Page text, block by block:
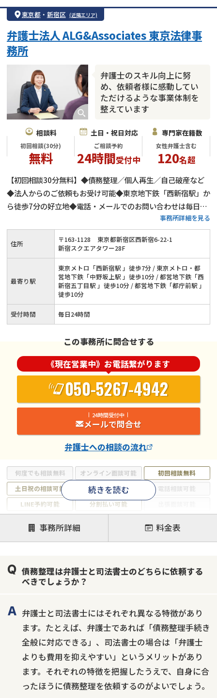
借金返済相談・交渉
自己破産
任意整理
個人再生
時効援用
会社破産・法人破産
住宅ローン
消費者金融・サラ金
カードローン
東京都 ・ 新宿区 (近隣エリア)
弁護士のスキル向上に努
め、依頼者様に感動してい
ただけるような事業体制を
整えています
弁護士法人 ALG&Associates 東京法律事
務所
相談料
初回相談(30分)
無料
土日・祝日対応
ご相談予約
24時間受付中
専門家在籍数
女性弁護士含む
120名超
【初回相談30分無料】◆債務整理／個人再生／自己破産など
◆法人からのご依頼もお受け可能◆東京地下鉄「西新宿駅」か
ら徒歩7分の好立地◆電話・メールでのお問い合わせは毎日24
時間受付◆ご要望によって無理のない返済も可能◎事務所詳細を見る
何度でも相談無料 オンライン面談可能
初回相談無料
土日祝の相談可能
19時以降電話可能
電話相談可能
LINE予約可能
分割払い可能
個人再生
時効援用
過払い金返還請求
会社破産・法人破産
続きを読む
住所 〒163-1128
東京都新宿区西新宿6-22-1
新宿スクエアタワー28F
最寄り駅
東京メトロ「西新宿駅 」徒歩7分 / 東京メトロ・都
営地下鉄「中野坂上駅 」徒歩10分 / 都営地下鉄「西
新宿五丁目駅 」徒歩10分 / 都営地下鉄「都庁前駅 」
徒歩10分
受付時間 毎日24時間
この事務所に問合せする
《現在営業中》お電話繋がります
050-5267-4942
24時間受付中
メールで問合せ
弁護士への相談の流れ
事務所詳細 料金表
債務整理は弁護士と司法書士のどちらに依頼する
べきでしょうか？
弁護士と司法書士にはそれぞれ異なる特徴があり
ます。たとえば、弁護士であれば「債務整理手続き
全般に対応できる」、司法書士の場合は「弁護士
よりも費用を抑えやすい」というメリットがあり
ます。それぞれの特徴を把握したうえで、自身に合
ったほうに債務整理を依頼するのがよいでしょう。